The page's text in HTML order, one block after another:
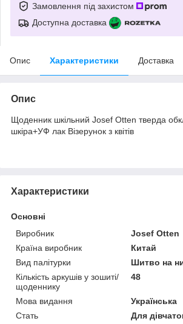
Замовлення під захистом
Доступна доставка
Опис Характеристики Доставка
Опис
Щоденник шкільний Josef Otten тверда
шкіра+УФ лак Візерунок з квітів
Характеристики
Основні
Виробник
Josef Otten
Країна виробник
Китай
Вид палітурки
Шитво на
Кількість аркушів у зошиті/
щоденнику
48
Мова видання
Українська
Стать
Для